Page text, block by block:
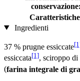
conservazione:
Ingredienti
37 % prugne essiccate
essiccata[1], sciroppo di
(farina integrale di